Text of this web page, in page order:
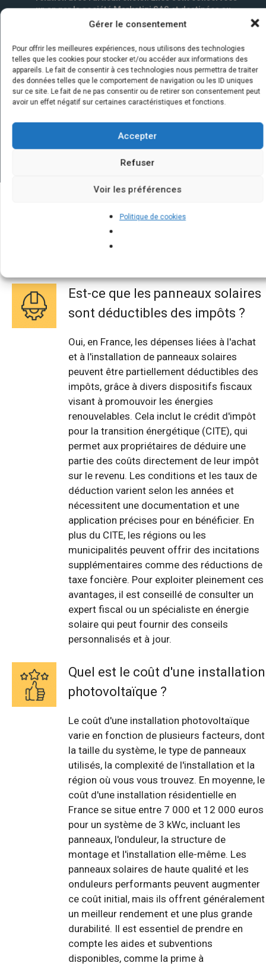
Gérer le consentement
Pour offrir les meilleures expériences, nous utilisons des technologies
telles que les cookies pour stocker et/ou accéder aux informations des
appareils. Le fait de consentir à ces technologies nous permettra de traiter
des données telles que le comportement de navigation ou les ID uniques
sur ce site. Le fait de ne pas consentir ou de retirer son consentement peut
avoir un effet négatif sur certaines caractéristiques et fonctions.
Accepter
Refuser
Voir les préférences
Politique de cookies
un an par la société Marketizi SAS et destinées au
service commercial.*
Quelques infos sur nos centrales
solaires : questions et réponses
Est-ce que les panneaux solaires
sont déductibles des impôts ?
Oui, en France, les dépenses liées à l'achat
et à l'installation de panneaux solaires
peuvent être partiellement déductibles des
impôts, grâce à divers dispositifs fiscaux
visant à promouvoir les énergies
renouvelables. Cela inclut le crédit d'impôt
pour la transition énergétique (CITE), qui
permet aux propriétaires de déduire une
partie des coûts directement de leur impôt
sur le revenu. Les conditions et les taux de
déduction varient selon les années et
nécessitent une documentation et une
application précises pour en bénéficier. En
plus du CITE, les régions ou les
municipalités peuvent offrir des incitations
supplémentaires comme des réductions de
taxe foncière. Pour exploiter pleinement ces
avantages, il est conseillé de consulter un
expert fiscal ou un spécialiste en énergie
solaire qui peut fournir des conseils
personnalisés et à jour.
Quel est le coût d'une installation
photovoltaïque ?
Le coût d'une installation photovoltaïque
varie en fonction de plusieurs facteurs, dont
la taille du système, le type de panneaux
utilisés, la complexité de l'installation et la
région où vous vous trouvez. En moyenne, le
coût d'une installation résidentielle en
France se situe entre 7 000 et 12 000 euros
pour un système de 3 kWc, incluant les
panneaux, l'onduleur, la structure de
montage et l'installation elle-même. Les
panneaux solaires de haute qualité et les
onduleurs performants peuvent augmenter
ce coût initial, mais ils offrent généralement
un meilleur rendement et une plus grande
durabilité. Il est essentiel de prendre en
compte les aides et subventions
disponibles, comme la prime à